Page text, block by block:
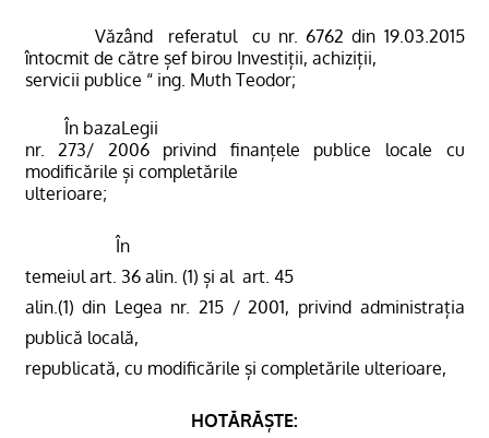
Văzând referatul cu nr. 6762 din 19.03.2015
întocmit de către șef birou Investiții, achiziții,
servicii publice “ ing. Muth Teodor;
În bazaLegii
nr. 273/ 2006 privind finanțele publice locale cu
modificările și completările
ulterioare;
În
temeiul art. 36 alin. (1) și al art. 45
alin.(1) din Legea nr. 215 / 2001, privind administrația
publică locală,
republicată, cu modificările și completările ulterioare,
HOTĂRĂȘTE: